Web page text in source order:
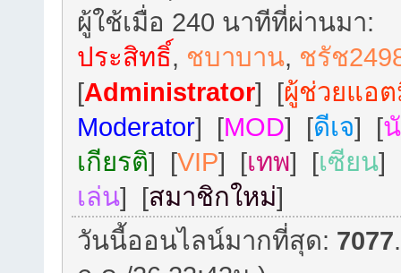
ผู้ใช้เมื่อ 240 นาทีที่ผ่านมา:
ประสิทธิ์, ชบาบาน, ชรัช
[Administrator] [ผู้ช่วยแอ
Moderator] [MOD] [ดีเจ] [
เกียรติ] [VIP] [เทพ] [เซียน]
เล่น] [สมาชิกใหม่]
วันนี้ออนไลน์มากที่สุด: 7077